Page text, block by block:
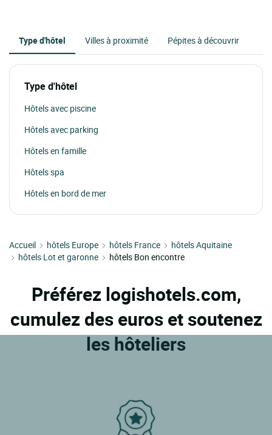
Type d'hôtel Villes à proximité Pépites à découvrir
Type d'hôtel
Hôtels avec piscine
Hôtels avec parking
Hôtels en famille
Hôtels spa
Hôtels en bord de mer
Accueil hôtels Europe hôtels France
hôtels Aquitaine
hôtels Lot et garonne
hôtels Bon encontre
Préférez logishotels.com,
cumulez des euros et soutenez
les hôteliers